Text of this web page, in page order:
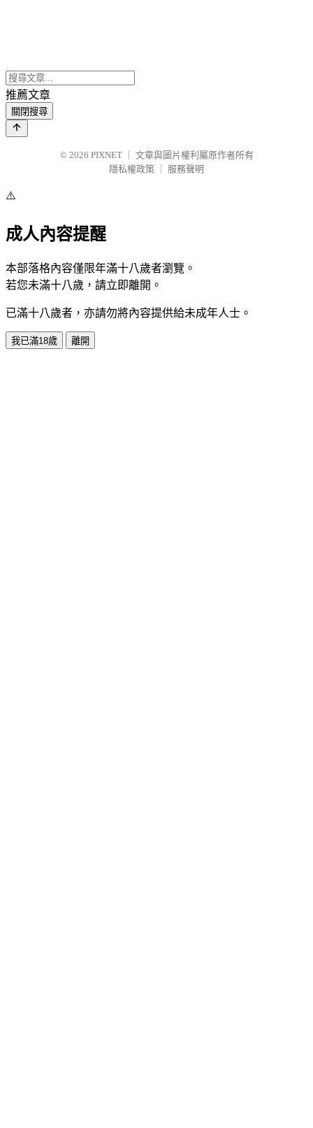
推薦文章
關閉搜尋
© 2026 PIXNET
文章與圖片權利屬原作者所有
隱私權政策
服務聲明
⚠️
成人內容提醒
本部落格內容僅限年滿十八歲者瀏覽。
若您未滿十八歲，請立即離開。
已滿十八歲者，亦請勿將內容提供給未成年人士。
我已滿18歲 離開